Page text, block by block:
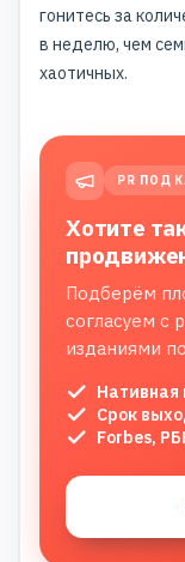
гонитесь за
в неделю, чем
хаотичных.
PR ПОД
Хотите
Подберём
согласуем с
изданиями
Нативная
Срок
Forbes,